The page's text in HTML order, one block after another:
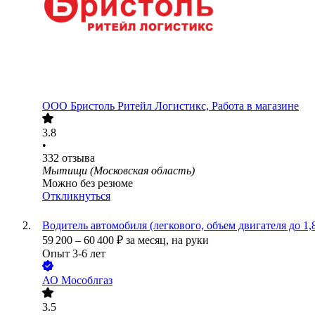
ООО Бристоль Ритейл Логистикс, Работа в магазине
3.8
•
332 отзыва
Мытищи (Московская область)
Можно без резюме
Откликнуться
Водитель автомобиля (легкового, объем двигателя до
59 200 – 60 400 ₽ за месяц, на руки
Опыт 3-6 лет
АО Мособлгаз
3.5